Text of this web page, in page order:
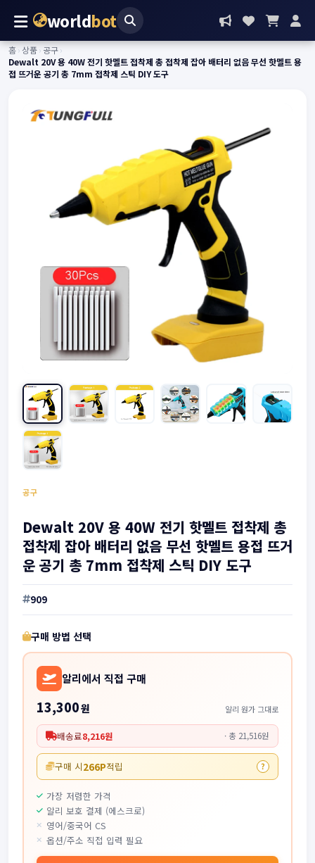
worldbot
홈›상품› 공구›
Dewalt 20V 용 40W 전기 핫멜트 접착제 총 접착제 잡아 배터리 없음 무선 핫멜트 용
접 뜨거운 공기 총 7mm 접착제 스틱 DIY 도구
공구
Dewalt 20V 용 40W 전기 핫멜트 접착제 총
접착제 잡아 배터리 없음 무선 핫멜트 용접 뜨거
운 공기 총 7mm 접착제 스틱 DIY 도구
909
구매 방법 선택
알리에서 직접 구매
13,300원 알리 원가 그대로
배송료8,216원 · 총 21,516원
구매 시266P적립 ?
가장 저렴한 가격
알리 보호 결제 (에스크로)
영어/중국어 CS
옵션/주소 직접 입력 필요